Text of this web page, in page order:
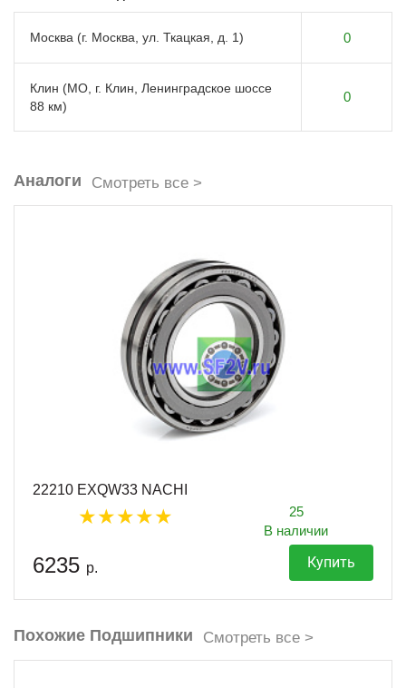
Москва (г. Москва, ул. Ткацкая, д. 1) 0
Клин (МО, г. Клин, Ленинградское шоссе
88 км)
0
Аналоги Смотреть все >
22210 EXQW33 NACHI
25
В наличии
6235 р. Купить
Похожие Подшипники Смотреть все >